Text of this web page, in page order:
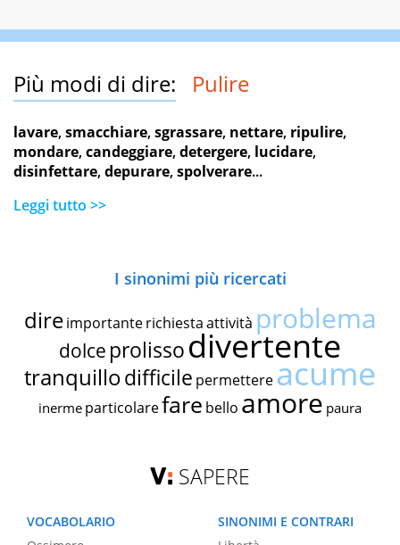
Più modi di dire: Pulire
lavare,smacchiare,sgrassare, nettare, ripulire,
mondare,candeggiare,detergere, lucidare,
disinfettare,depurare,spolverare...
Leggi tutto >>
I sinonimi più ricercati
dire importante richiestaattività problema
dolce prolissodivertente
tranquillodifficile permettereacume
inerme particolarefare bello amore paura
SAPERE
VOCABOLARIO
SINONIMI E CONTRARI